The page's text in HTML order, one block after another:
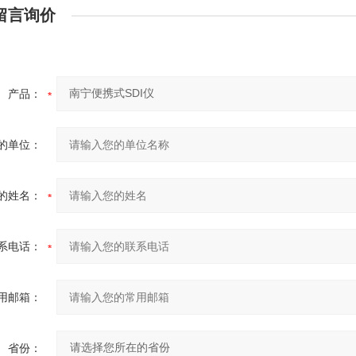
言询价
产品：
单位：
姓名：
电话：
邮箱：
省份：